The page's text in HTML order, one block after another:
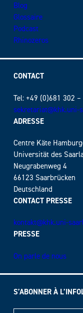
Blog
Glossaire
Podcast
Rhinozeros
CONTACT
Tel: +49 (0)681 302 –
sekretariat@khk.uni-
ADRESSE
Centre Käte
Universität des
Neugrabenweg 4
66123 Saarbrücken
Deutschland
CONTACT PRESSE
kontakt@khk.uni-
PRESSE
On parle de nous
S’ABONNER À